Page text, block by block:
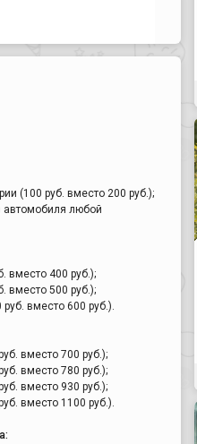
(100 руб. вместо 200 руб.);
автомобиля любой
вместо 400 руб.);
вместо 500 руб.);
вместо 600 руб.).
вместо 700 руб.);
вместо 780 руб.);
вместо 930 руб.);
вместо 1100 руб.).